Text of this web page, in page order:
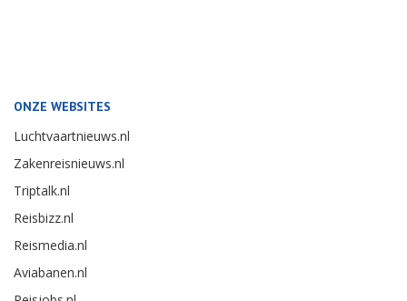
ONZE WEBSITES
Luchtvaartnieuws.nl
Zakenreisnieuws.nl
Triptalk.nl
Reisbizz.nl
Reismedia.nl
Aviabanen.nl